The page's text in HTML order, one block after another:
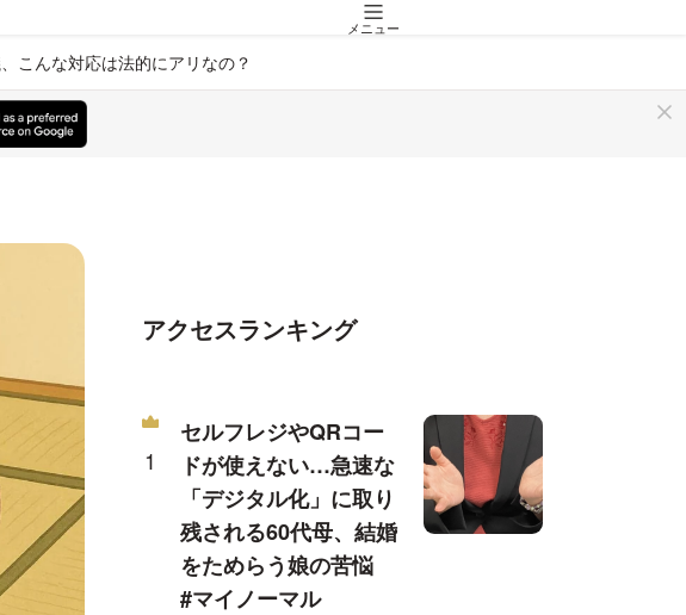
メニュー
こんな対応は法的にアリなの？
アクセスランキング
セルフレジやQRコー
ドが使えない…急速な
「デジタル化」に取り
残される60代母、結婚
をためらう娘の苦悩
#マイノーマル